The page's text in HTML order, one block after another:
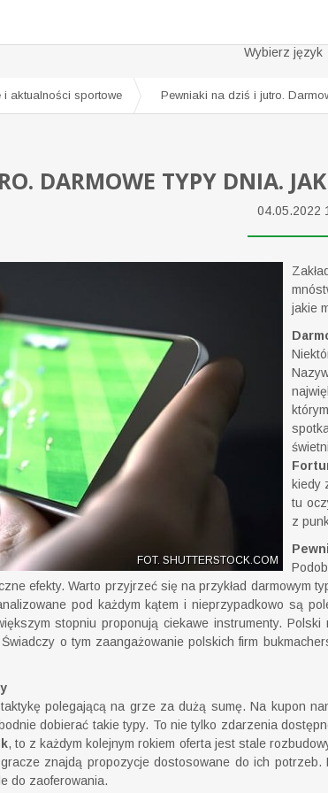
Wybierz język
i aktualności sportowe Pewniaki na dziś i jutro.
04.05.2022
FOT. SHUTTERSTOCK.COM
jakie
kiedy
tu
z
efekty. Warto przyjrzeć się na przykład darmowym
pod każdym kątem i nieprzypadkowo są
stopniu proponują ciekawe instrumenty.
o tym zaangażowanie polskich firm
polegającą na grze za dużą sumę. Na kupon
dobierać takie typy. To nie tylko zdarzenia
, to z każdym kolejnym rokiem oferta jest stale
gracze znajdą propozycje dostosowane do ich potrzeb.
do zaoferowania.